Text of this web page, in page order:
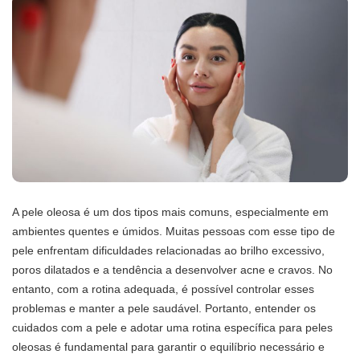
A pele oleosa é um dos tipos mais comuns, especialmente em
ambientes quentes e úmidos. Muitas pessoas com esse tipo de
pele enfrentam dificuldades relacionadas ao brilho excessivo,
poros dilatados e a tendência a desenvolver acne e cravos. No
entanto, com a rotina adequada, é possível controlar esses
problemas e manter a pele saudável. Portanto, entender os
cuidados com a pele e adotar uma rotina específica para peles
oleosas é fundamental para garantir o equilíbrio necessário e